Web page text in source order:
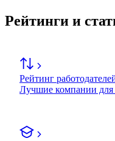
Рейтинги и
Рейтинг
Лучшие компании для